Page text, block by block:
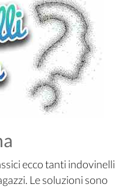
ecco tanti indovinelli
Le soluzioni sono